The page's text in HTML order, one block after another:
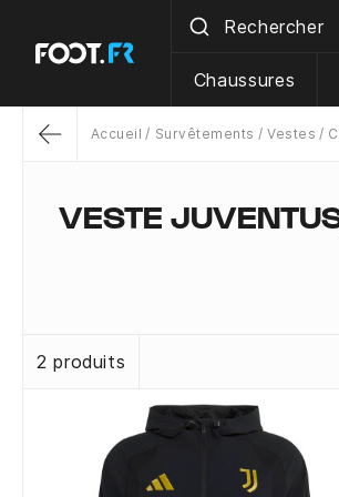
Chaussures
Accueil Survêtements Vestes
VESTE
2 produits